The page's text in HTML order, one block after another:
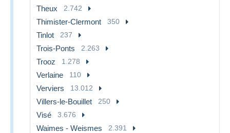
Theux 2.742
Thimister-Clermont 350
Tinlot 237
Trois-Ponts 2.263
Trooz 1.278
Verlaine 110
Verviers 13.012
Villers-le-Bouillet 250
Visé 3.676
Waimes - Weismes 2.391